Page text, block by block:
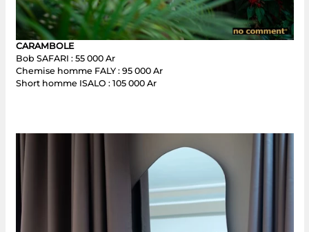
CARAMBOLE
Bob SAFARI : 55 000 Ar
Chemise homme FALY : 95 000 Ar
Short homme ISALO : 105 000 Ar